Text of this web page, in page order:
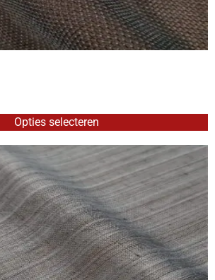
Opties selecteren